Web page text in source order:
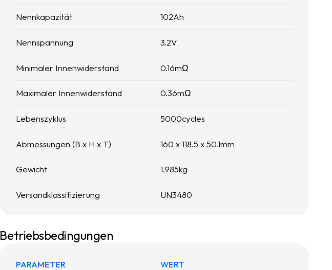
Nennkapazität 102Ah
Nennspannung 3.2V
Minimaler Innenwiderstand 0.16mΩ
Maximaler Innenwiderstand 0.36mΩ
Lebenszyklus 5000cycles
Abmessungen (B x H x T) 160 x 118.5 x 50.1mm
Gewicht 1.985kg
Versandklassifizierung UN3480
Betriebsbedingungen
PARAMETER WERT